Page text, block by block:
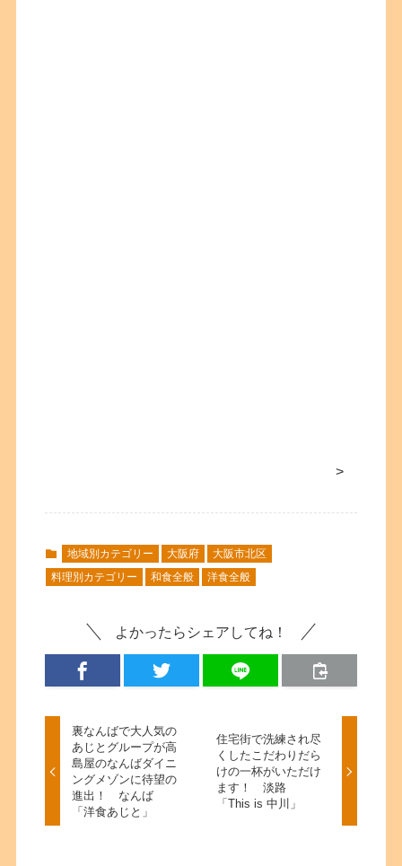
>
地域別カテゴリー 大阪府
大阪市北区
料理別カテゴリー
和食全般 洋食全般
よかったらシェアしてね！
裏なんばで大人気の
あじとグループが高
島屋のなんばダイニ
ングメゾンに待望の
進出！ なんば
「洋食あじと」
住宅街で洗練され尽
くしたこだわりだら
けの一杯がいただけ
ます！ 淡路
「This is 中川」